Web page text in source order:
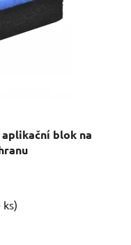
blok na
ks)